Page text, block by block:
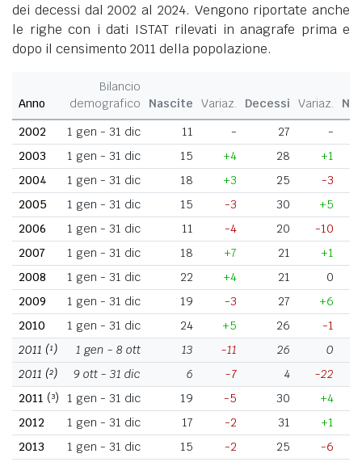
dei decessi dal 2002 al 2024. Vengono riportate anche
le righe con i dati ISTAT rilevati in anagrafe prima e
dopo il censimento 2011 della popolazione.
Anno
Bilancio
demografico
Nascite Variaz. Decessi Variaz.
2002
1 gen - 31 dic 11 - 27
-
2003
1 gen - 31 dic 15 +4 28
+1
2004
1 gen - 31 dic 18 +3 25
-3
2005
1 gen - 31 dic 15 -3 30
+5
2006
1 gen - 31 dic 11 -4 20
-10
2007
1 gen - 31 dic 18 +7 21
+1
2008
1 gen - 31 dic 22 +4 21
0
2009
1 gen - 31 dic 19 -3 27
+6
2010
1 gen - 31 dic 24 +5 26
-1
2011 (¹) 1 gen - 8 ott 13 -11 26
0
2011 (²) 9 ott - 31 dic 6 -7 4
-22
2011 (³) 1 gen - 31 dic 19 -5 30
+4
2012
1 gen - 31 dic 17 -2 31
+1
2013
1 gen - 31 dic 15 -2 25
-6